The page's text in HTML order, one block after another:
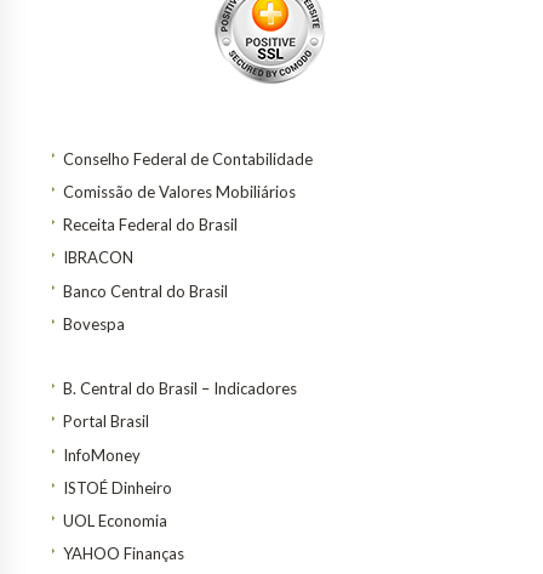
Conselho Federal de Contabilidade
Comissão de Valores Mobiliários
Receita Federal do Brasil
IBRACON
Banco Central do Brasil
Bovespa
B. Central do Brasil – Indicadores
Portal Brasil
InfoMoney
ISTOÉ Dinheiro
UOL Economia
YAHOO Finanças